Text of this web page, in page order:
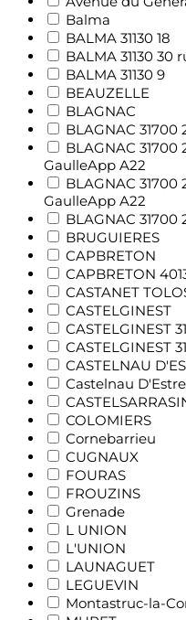
Balma
BALMA 31130 18
BALMA 31130
BALMA 31130 9
BEAUZELLE
BLAGNAC
BLAGNAC 31700
BLAGNAC
GaulleApp A22
BLAGNAC
GaulleApp A22
BLAGNAC 31700
BRUGUIERES
CAPBRETON
CAPBRETON
CASTANET
CASTELGINEST
CASTELGINEST
CASTELGINEST
CASTELNAU
Castelnau
COLOMIERS
Cornebarrieu
CUGNAUX
FOURAS
FROUZINS
Grenade
L UNION
L'UNION
LAUNAGUET
LEGUEVIN
Montastruc-la-